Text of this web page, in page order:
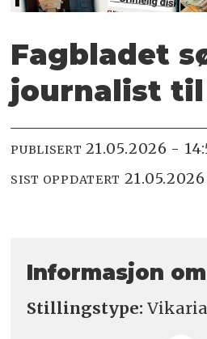
Fagbladet
journalist
PUBLISERT 21.05.2026 -
SIST OPPDATERT
Informasjon
Stillingstype: